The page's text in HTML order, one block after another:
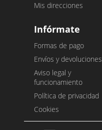
Mis direcciones
Infórmate
Formas de pago
Envíos y devoluciones
Aviso legal y
funcionamiento
Política de privacidad
Cookies